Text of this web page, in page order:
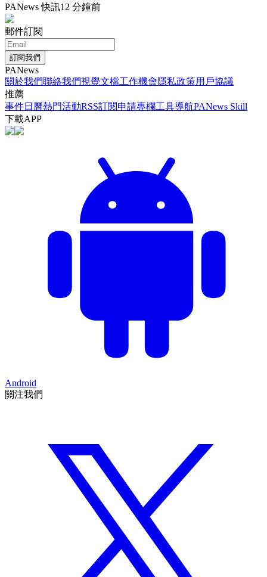
PANews 快訊12 分鐘前
郵件訂閱
訂閱我們
PANews
關於我們聯絡我們視覺文檔工作機會隱私政策用戶協議
推薦
事件日曆熱門活動RSS訂閱申請專欄工具導航PANews Skill
下載APP
Android
關注我們